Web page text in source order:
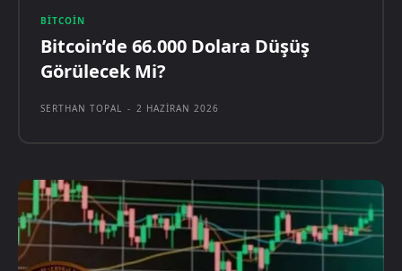
BITCOIN
Bitcoin’de 66.000 Dolara Düşüş
Görülecek Mi?
SERTHAN TOPAL - 2 HAZIRAN 2026